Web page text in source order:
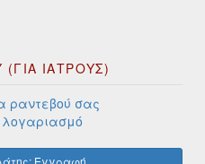
ΙΑΤΡΟΥΣ)
ραντεβού σας
λογαριασμό
Εγγραφή